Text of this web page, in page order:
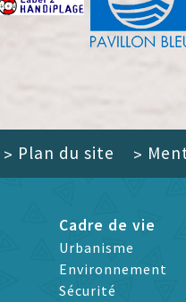
> Plan du site >
Cadre de vie
Urbanisme
Environnement
Sécurité